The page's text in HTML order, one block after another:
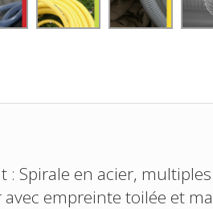
: Spirale en acier,
avec empreinte toilée et